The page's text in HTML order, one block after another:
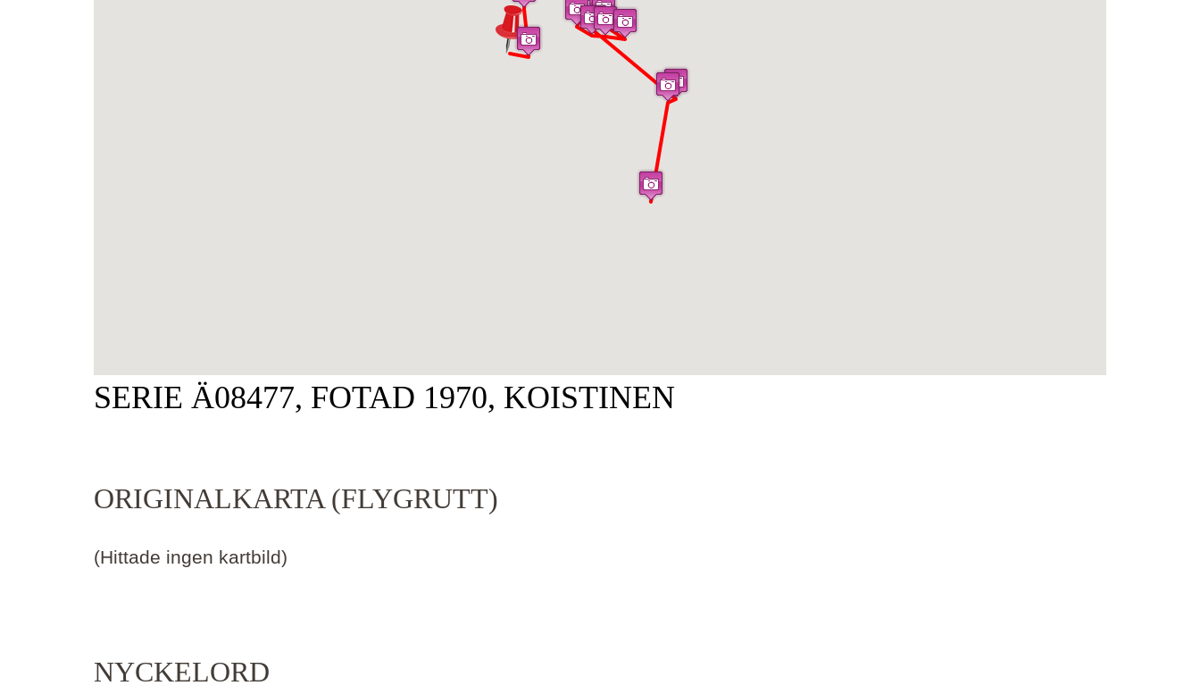
SERIE Ä08477, FOTAD 1970, KOISTINEN
ORIGINALKARTA (FLYGRUTT)
(Hittade ingen kartbild)
NYCKELORD